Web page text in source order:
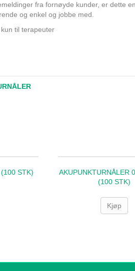
fra fornøyde kunder, er dette
og enkel og jobbe med.
til terapeuter
STK)
AKUPUNKTURNÅLER
(100 STK)
Kjøp